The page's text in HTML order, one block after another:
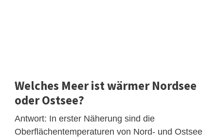
Welches Meer ist wärmer Nordsee
oder Ostsee?
Antwort: In erster Näherung sind die
Oberflächentemperaturen von Nord- und Ostsee